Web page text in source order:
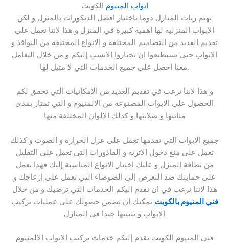
ابواب المنيوم الكويت
تهتم ربات المنازل دوما باختيار افضل الديكورات بالمنزل و لكن
الابواب المنزلية لها اهمية كبيرة في المنزل و هذا لاننا نعمل على
تقديم العديد من التصاميم المختلفة و الانواع المختلفة من النوافذ و
الابواب حتى تستطيعوا ان تختاروا الانسب إليكم و من خلال التعامل
معنا احصل على جميع الخدمات التي لا مثيل لها.
و هذا لاننا نرغب في تقديم العديد من الإمكانيات التي تحقق لكم
الحصول على الابواب المصنوعة من الالمنيوم و التي تمتاز بمدى
متانتها و صلابتها و كذلك الالوان المختلفة منها
جميع الابواب التي نقدمها تعمل على عزل الحرارة و الصوت و كذلك
تعمل على منع دخول الاتربة و القاذورات التي تعمل على التقليل
من نظافة المنزل و عليك اختيار الانواع المناسبة إليك فهذا يعمل
على حمايتك ضد التعرض إلى الضوضاء التي تعمل على إزعاجك و
هذا لاننا نرغب في ان نقدم إليكم الخدمات التي ترضيك و من خلال
فني المنيوم بالكويت يمكنك ان تضمن حصولك على عمليات تركيب
الابواب و تثبيتها جيدا في المنازل
فني المنيوم الكويت يقدم إليكم خدمات تركيب الابواب الالمنيوم